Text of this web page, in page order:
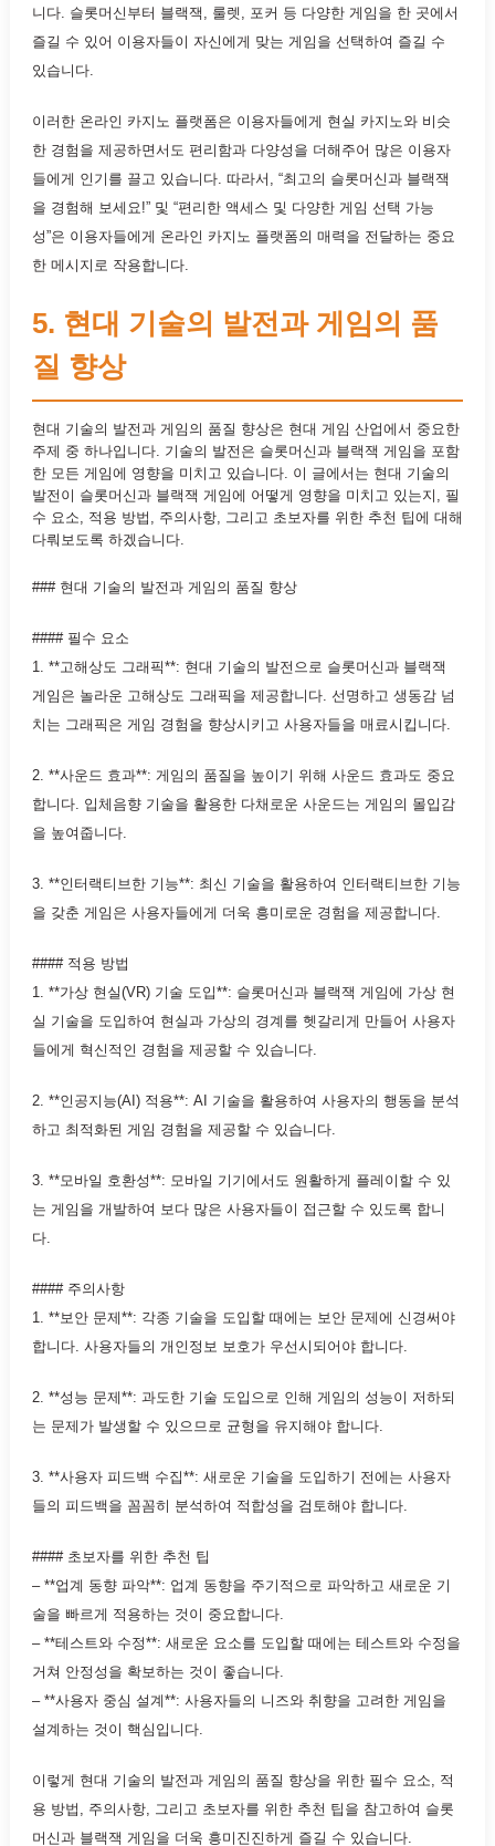
니다. 슬롯머신부터 블랙잭, 룰렛, 포커 등 다양한 게임을 한 곳에서
즐길 수 있어 이용자들이 자신에게 맞는 게임을 선택하여 즐길 수
있습니다.
이러한 온라인 카지노 플랫폼은 이용자들에게 현실 카지노와 비슷
한 경험을 제공하면서도 편리함과 다양성을 더해주어 많은 이용자
들에게 인기를 끌고 있습니다. 따라서, “최고의 슬롯머신과 블랙잭
을 경험해 보세요!” 및 “편리한 액세스 및 다양한 게임 선택 가능
성”은 이용자들에게 온라인 카지노 플랫폼의 매력을 전달하는 중요
한 메시지로 작용합니다.
5. 현대 기술의 발전과 게임의 품
질 향상
현대 기술의 발전과 게임의 품질 향상은 현대 게임 산업에서 중요한
주제 중 하나입니다. 기술의 발전은 슬롯머신과 블랙잭 게임을 포함
한 모든 게임에 영향을 미치고 있습니다. 이 글에서는 현대 기술의
발전이 슬롯머신과 블랙잭 게임에 어떻게 영향을 미치고 있는지, 필
수 요소, 적용 방법, 주의사항, 그리고 초보자를 위한 추천 팁에 대해
다뤄보도록 하겠습니다.
### 현대 기술의 발전과 게임의 품질 향상
#### 필수 요소
1. **고해상도 그래픽**: 현대 기술의 발전으로 슬롯머신과 블랙잭
게임은 놀라운 고해상도 그래픽을 제공합니다. 선명하고 생동감 넘
치는 그래픽은 게임 경험을 향상시키고 사용자들을 매료시킵니다.
2. **사운드 효과**: 게임의 품질을 높이기 위해 사운드 효과도 중요
합니다. 입체음향 기술을 활용한 다채로운 사운드는 게임의 몰입감
을 높여줍니다.
3. **인터랙티브한 기능**: 최신 기술을 활용하여 인터랙티브한 기능
을 갖춘 게임은 사용자들에게 더욱 흥미로운 경험을 제공합니다.
#### 적용 방법
1. **가상 현실(VR) 기술 도입**: 슬롯머신과 블랙잭 게임에 가상 현
실 기술을 도입하여 현실과 가상의 경계를 헷갈리게 만들어 사용자
들에게 혁신적인 경험을 제공할 수 있습니다.
2. **인공지능(AI) 적용**: AI 기술을 활용하여 사용자의 행동을 분석
하고 최적화된 게임 경험을 제공할 수 있습니다.
3. **모바일 호환성**: 모바일 기기에서도 원활하게 플레이할 수 있
는 게임을 개발하여 보다 많은 사용자들이 접근할 수 있도록 합니
다.
#### 주의사항
1. **보안 문제**: 각종 기술을 도입할 때에는 보안 문제에 신경써야
합니다. 사용자들의 개인정보 보호가 우선시되어야 합니다.
2. **성능 문제**: 과도한 기술 도입으로 인해 게임의 성능이 저하되
는 문제가 발생할 수 있으므로 균형을 유지해야 합니다.
3. **사용자 피드백 수집**: 새로운 기술을 도입하기 전에는 사용자
들의 피드백을 꼼꼼히 분석하여 적합성을 검토해야 합니다.
#### 초보자를 위한 추천 팁
– **업계 동향 파악**: 업계 동향을 주기적으로 파악하고 새로운 기
술을 빠르게 적용하는 것이 중요합니다.
– **테스트와 수정**: 새로운 요소를 도입할 때에는 테스트와 수정을
거쳐 안정성을 확보하는 것이 좋습니다.
– **사용자 중심 설계**: 사용자들의 니즈와 취향을 고려한 게임을
설계하는 것이 핵심입니다.
이렇게 현대 기술의 발전과 게임의 품질 향상을 위한 필수 요소, 적
용 방법, 주의사항, 그리고 초보자를 위한 추천 팁을 참고하여 슬롯
머신과 블랙잭 게임을 더욱 흥미진진하게 즐길 수 있습니다.